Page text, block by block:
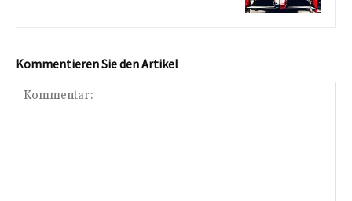
Kommentieren Sie den Artikel